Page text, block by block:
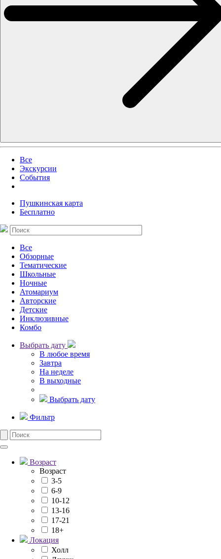
Все
Экскурсии
События
Пушкинская карта
Бесплатно
Все
Обзорные
Тематические
Школьные
Ночные
Атомариум
Авторские
Детские
Инклюзивные
Комбо
Выбрать дату
В любое время
Завтра
На неделе
В выходные
Выбрать дату
Фильтр
Возраст
Возраст
3-5
6-9
10-12
13-16
17-21
18+
Локация
Холл